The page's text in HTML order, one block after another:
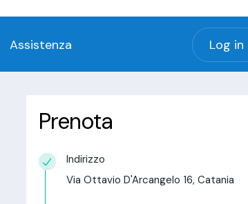
Assistenza Log in
Prenota
Indirizzo
Via Ottavio D'Arcangelo 16, Catania